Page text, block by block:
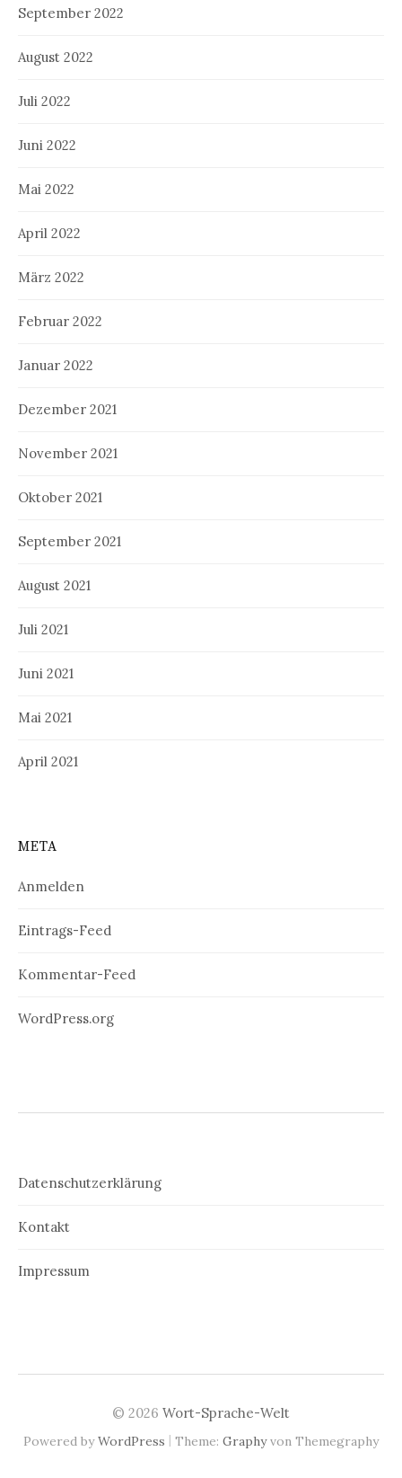
September 2022
August 2022
Juli 2022
Juni 2022
Mai 2022
April 2022
März 2022
Februar 2022
Januar 2022
Dezember 2021
November 2021
Oktober 2021
September 2021
August 2021
Juli 2021
Juni 2021
Mai 2021
April 2021
META
Anmelden
Eintrags-Feed
Kommentar-Feed
WordPress.org
Datenschutzerklärung
Kontakt
Impressum
© 2026 Wort-Sprache-Welt
Powered byWordPress | Theme: Graphyvon Themegraphy